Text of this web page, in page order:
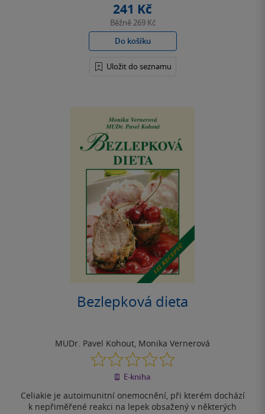
241 Kč
Běžně269 Kč
Do košíku
Uložit do seznamu
Bezlepková dieta
MUDr. Pavel Kohout, Monika Vernerová
0.0
z
5
E-kniha
Celiakie je autoimunitní onemocnění, při kterém dochází
k nepřiměřené reakci na lepek obsažený v některých